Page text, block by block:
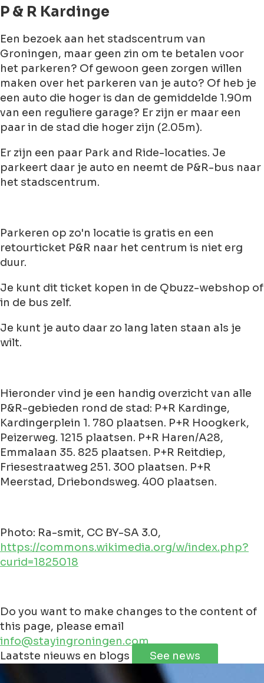
P & R Kardinge
Een bezoek aan het stadscentrum van
Groningen, maar geen zin om te betalen voor
het parkeren? Of gewoon geen zorgen willen
maken over het parkeren van je auto? Of heb je
een auto die hoger is dan de gemiddelde 1.90m
van een reguliere garage? Er zijn er maar een
paar in de stad die hoger zijn (2.05m).
Er zijn een paar Park and Ride-locaties. Je
parkeert daar je auto en neemt de P&R-bus naar
het stadscentrum.
Parkeren op zo'n locatie is gratis en een
retourticket P&R naar het centrum is niet erg
duur.
Je kunt dit ticket kopen in de Qbuzz-webshop of
in de bus zelf.
Je kunt je auto daar zo lang laten staan als je
wilt.
Hieronder vind je een handig overzicht van alle
P&R-gebieden rond de stad: P+R Kardinge,
Kardingerplein 1. 780 plaatsen. P+R Hoogkerk,
Peizerweg. 1215 plaatsen. P+R Haren/A28,
Emmalaan 35. 825 plaatsen. P+R Reitdiep,
Friesestraatweg 251. 300 plaatsen. P+R
Meerstad, Driebondsweg. 400 plaatsen.
Photo: Ra-smit, CC BY-SA 3.0,
https://commons.wikimedia.org/w/index.php?
curid=1825018
Do you want to make changes to the content of
this page, please email
info@stayingroningen.com
+
Leaflet | ©JawgMaps©OpenStreetMapcontributorss
Laatste nieuws en blogs See news